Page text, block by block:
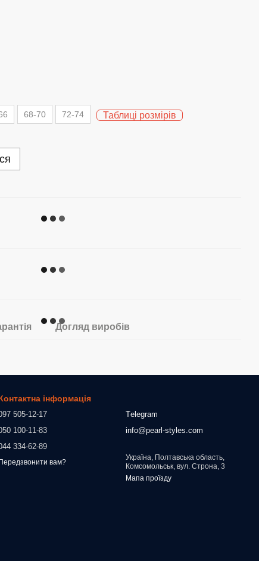
68-70 72-74 Таблиці розмірів
Догляд виробів
інформація
505-12-17
100-11-83
334-62-89
Передзвонити вам?
Тelegram
info@pearl-styles.com
Україна, Полтавська область,
Комсомольськ, вул. Строна, 3
Мапа проїзду